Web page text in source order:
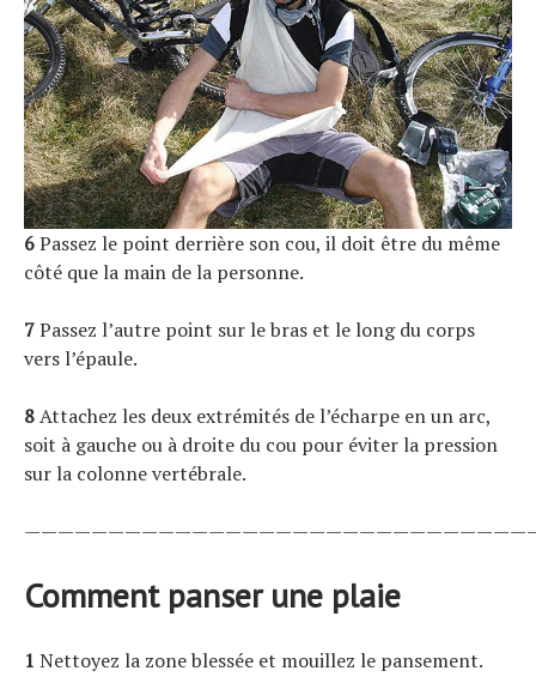
6Passez le point derrière son cou, il doit être du même
côté que la main de la personne.
7Passez l’autre point sur le bras et le long du corps
vers l’épaule.
8Attachez les deux extrémités de l’écharpe en un arc,
soit à gauche ou à droite du cou pour éviter la pression
sur la colonne vertébrale.
Comment panser une plaie
1 Nettoyez la zone blessée et mouillez le pansement.